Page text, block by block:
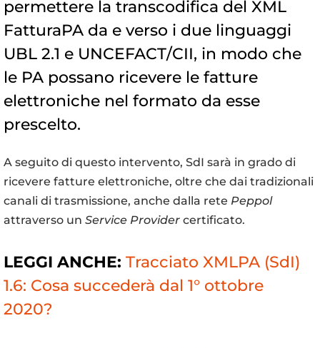
permettere la transcodifica del XML
FatturaPA da e verso i due linguaggi
UBL 2.1 e UNCEFACT/CII, in modo che
le PA possano ricevere le fatture
elettroniche nel formato da esse
prescelto.
A seguito di questo intervento, SdI sarà in grado di
ricevere fatture elettroniche, oltre che dai tradizionali
canali di trasmissione, anche dalla rete Peppol
attraverso un Service Provider certificato.
LEGGI ANCHE: Tracciato XMLPA (SdI)
1.6: Cosa succederà dal 1° ottobre
2020?